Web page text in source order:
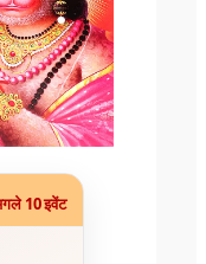
10 इवेंट